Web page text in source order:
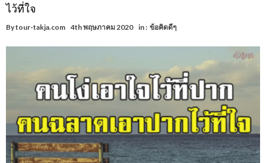
ไว้ที่ใจ
Bytour-takja.com 4th พฤษภาคม 2020 in : ข้อคิดดีๆ